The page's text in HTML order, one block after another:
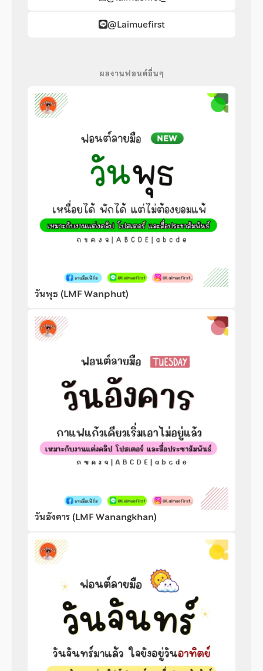
@Laimuefirst
ผลงานฟอนต์อื่นๆ
วันพุธ (LMF Wanphut)
วันอังคาร (LMF Wanangkhan)